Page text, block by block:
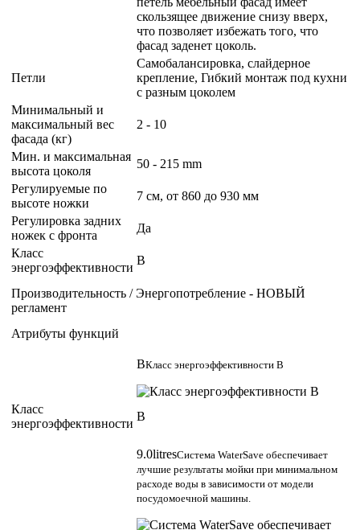
Петли
Самобалансировка, слайдерное
крепление, Гибкий монтаж под кухни
с разным цоколем
Минимальный и
максимальный вес
фасада (кг)
2 - 10
Мин. и максимальная
высота цоколя
50 - 215 mm
Регулируемые по
высоте ножки
7 см, от 860 до 930 мм
Регулировка задних
ножек с фронта
Да
Класс
энергоэффективности
B
Производительность / Энергопотребление - НОВЫЙ
регламент
Атрибуты функций
BКласс энергоэффективности B
Класс
энергоэффективности
B
9.0litresСистема WaterSave обеспечивает
лучшие результаты мойки при минимальном
расходе воды в зависимости от модели
посудомоечной машины.